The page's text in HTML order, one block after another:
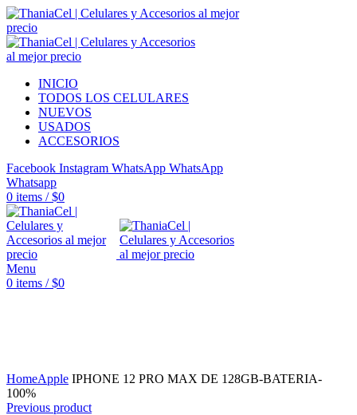
INICIO
TODOS LOS CELULARES
NUEVOS
USADOS
ACCESORIOS
Facebook Instagram WhatsApp WhatsApp
Whatsapp
0 items / $0
Menu
0 items / $0
HomeApple IPHONE 12 PRO MAX DE 128GB-BATERIA-
100%
Previous product